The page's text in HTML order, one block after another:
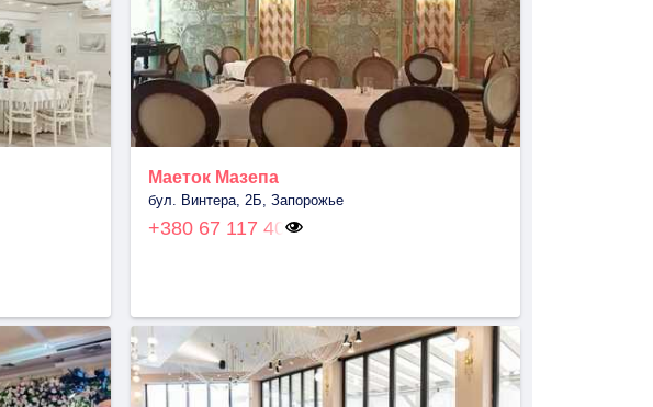
Маеток Мазепа
бул. Винтера, 2Б, Запорожье
+380 67 117 40